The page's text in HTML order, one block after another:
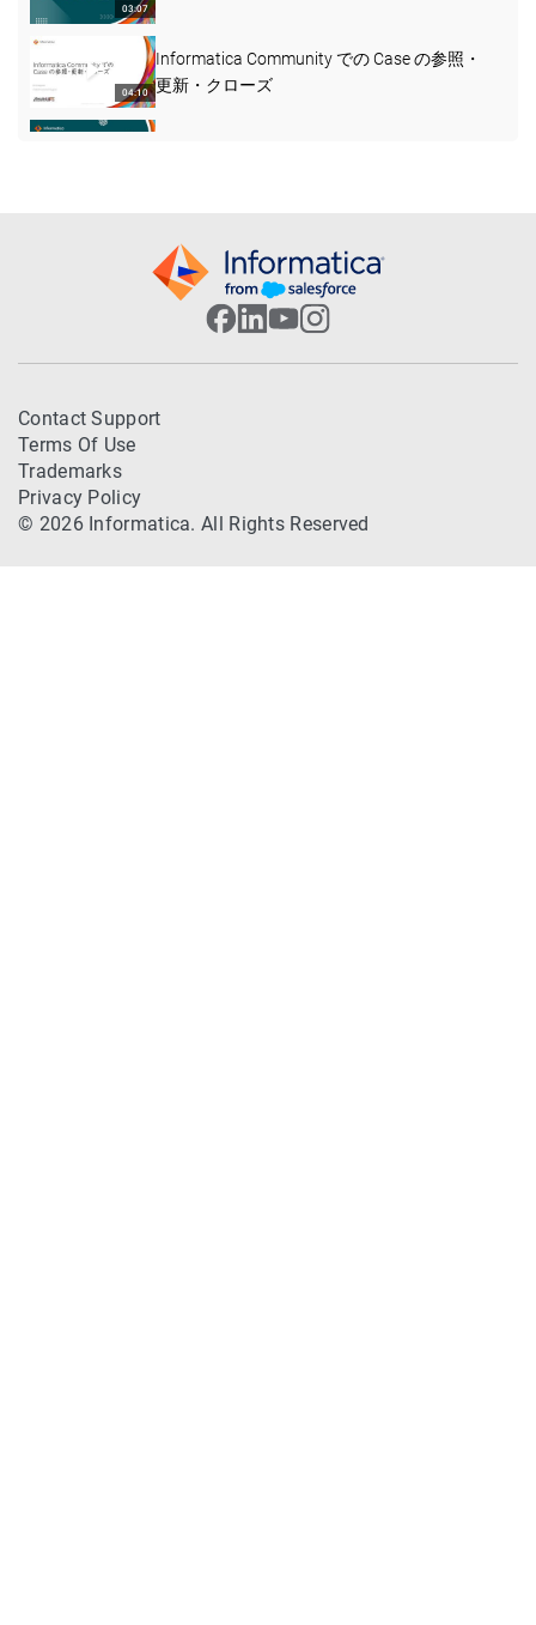
03:07
04:10
Informatica Community での Case の参照・
更新・クローズ
リリースタイプ
Contact Support
Terms Of Use
Trademarks
Privacy Policy
© 2026 Informatica. All Rights Reserved